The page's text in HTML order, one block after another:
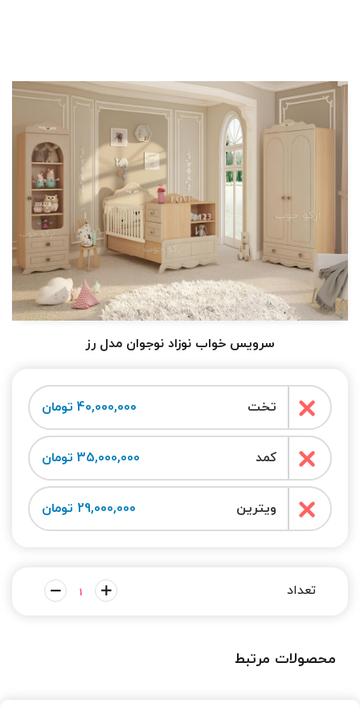
سرویس خواب نوزاد نوجوان مدل رز
تخت 40,000,000 تومان
کمد 35,000,000 تومان
ویترین 29,000,000 تومان
محصولات مرتبط